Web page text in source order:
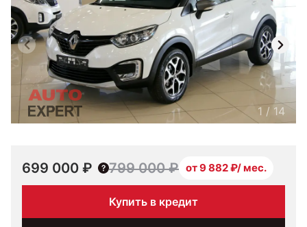
1 / 14
699 000 ₽ 799 000 ₽ от 9 882 ₽/ мес.
Купить в кредит